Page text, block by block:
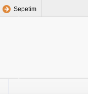
Sepetim